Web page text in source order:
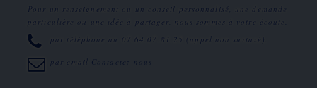
Pour un renseignement ou un conseil personnalisé, une demande
particulière ou une idée à partager, nous sommes à votre écoute.
par téléphone au
07.64.07.81.25 (appel non surtaxé).
par email Contactez-nous